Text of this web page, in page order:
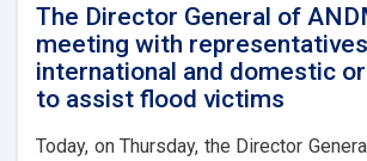
The Director General of
meeting with
international and domestic
to assist flood victims
Today, on Thursday, the Director